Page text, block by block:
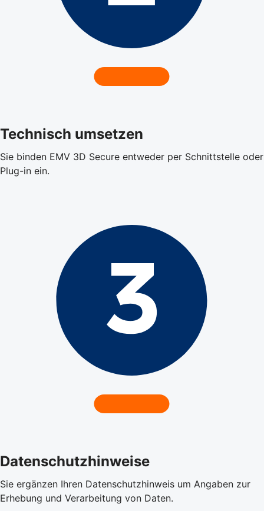
Technisch umsetzen
Sie binden EMV 3D Secure entweder per Schnittstelle oder
Plug-in ein.
Datenschutzhinweise
Sie ergänzen Ihren Datenschutzhinweis um Angaben zur
Erhebung und Verarbeitung von Daten.